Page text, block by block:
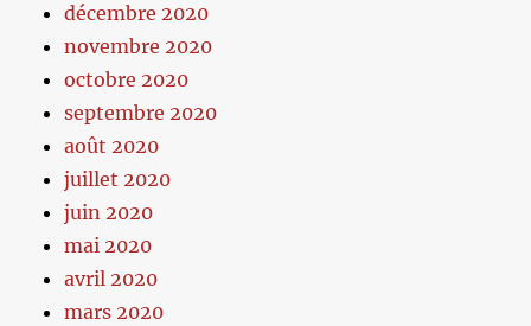
décembre 2020
novembre 2020
octobre 2020
septembre 2020
août 2020
juillet 2020
juin 2020
mai 2020
avril 2020
mars 2020